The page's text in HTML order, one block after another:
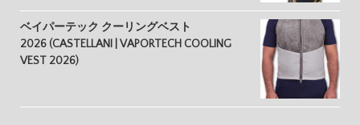
ベイパーテック クーリングベスト
2026 (CASTELLANI | VAPORTECH COOLING
VEST 2026)